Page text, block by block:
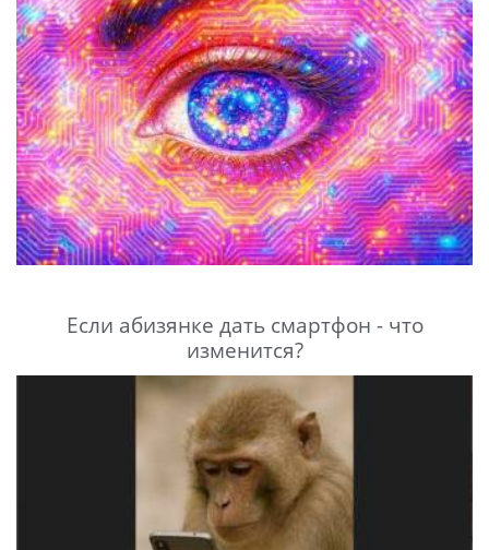
Если абизянке дать смартфон - что
изменится?